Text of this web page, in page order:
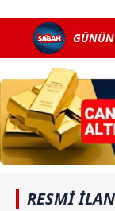
yer Trabzon
RESMİ